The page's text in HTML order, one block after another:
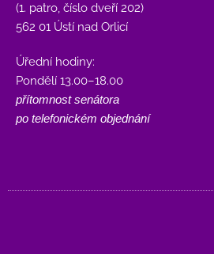
(1. patro, číslo dveří 202)
562 01 Ústí nad Orlicí
Úřední hodiny:
Pondělí 13.00–18.00
přítomnost senátora
po telefonickém objednání